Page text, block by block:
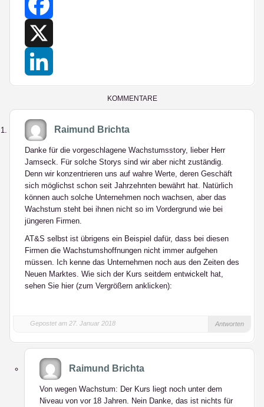
Facebook
KOMMENTARE
Raimund Brichta
Danke für die vorgeschlagene Wachstumsstory, lieber Herr
Jamseck. Für solche Storys sind wir aber nicht zuständig.
Denn wir konzentrieren uns auf wahre Werte, deren Geschäft
sich möglichst schon seit Jahrzehnten bewährt hat. Natürlich
können auch solche Unternehmen noch wachsen, aber das
Wachstum steht bei ihnen nicht so im Vordergrund wie bei
jüngeren Firmen.
AT&S selbst ist übrigens ein Beispiel dafür, dass bei diesen
Firmen die Wachstumshoffnungen nicht immer aufgehen
müssen. Ich kenne das Unternehmen noch aus den Zeiten des
Neuen Marktes. Wie sich der Kurs seitdem entwickelt hat,
sehen Sie hier (zum Vergrößern anklicken):
Gepostet am 27. Januar 2018 Antworten
Raimund Brichta
Von wegen Wachstum: Der Kurs liegt noch unter dem
Niveau von vor 18 Jahren. Nein Danke, das ist nichts für